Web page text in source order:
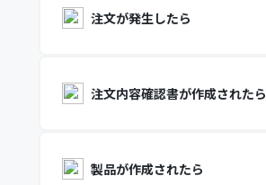
注文が発生したら
注文内容確認書が作成されたら
製品が作成されたら